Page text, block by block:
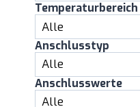
Temperaturbereich
Anschlusstyp
Anschlusswerte